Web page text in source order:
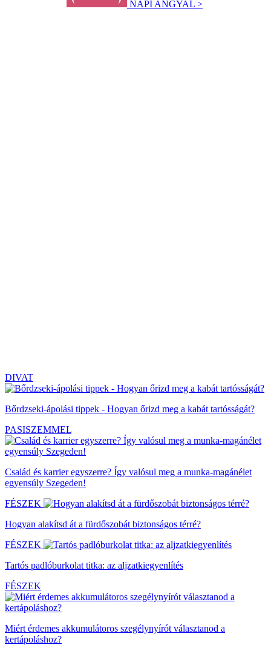
NAPI ANGYAL >
DIVAT
Bőrdzseki-ápolási tippek - Hogyan őrizd meg a kabát tartósságát?
PASISZEMMEL
Család és karrier egyszerre? Így valósul meg a munka-magánélet
egyensúly Szegeden!
FÉSZEK
Hogyan alakítsd át a fürdőszobát biztonságos térré?
FÉSZEK
Tartós padlóburkolat titka: az aljzatkiegyenlítés
FÉSZEK
Miért érdemes akkumulátoros szegélynyírót választanod a
kertápoláshoz?